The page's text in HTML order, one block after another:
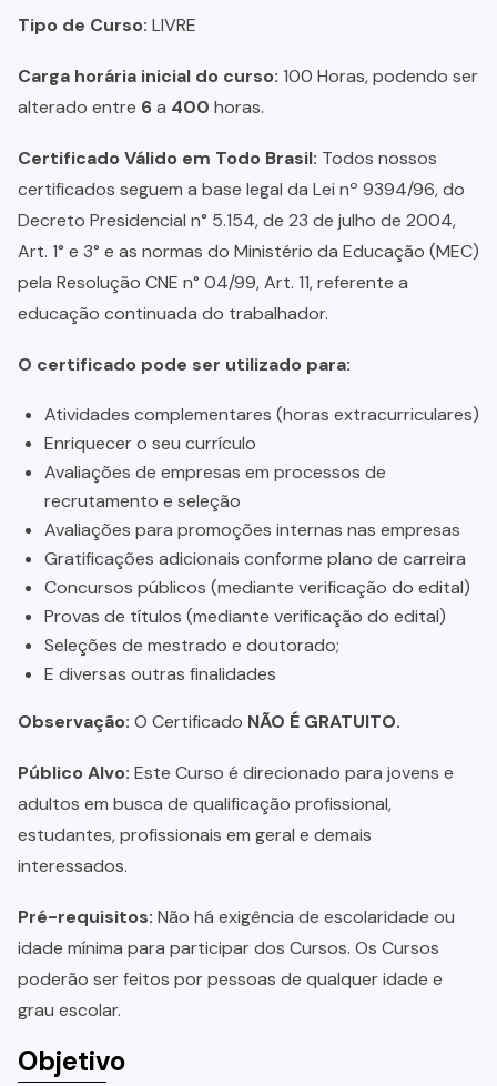
Tipo de Curso: LIVRE
Carga horária inicial do curso: 100 Horas, podendo ser
alterado entre 6a 400 horas.
Certificado Válido em Todo Brasil: Todos nossos
certificados seguem a base legal da Lei nº 9394/96, do
Decreto Presidencial n° 5.154, de 23 de julho de 2004,
Art. 1° e 3° e as normas do Ministério da Educação (MEC)
pela Resolução CNE n° 04/99, Art. 11, referente a
educação continuada do trabalhador.
O certificado pode ser utilizado para:
Atividades complementares (horas extracurriculares)
Enriquecer o seu currículo
Avaliações de empresas em processos de
recrutamento e seleção
Avaliações para promoções internas nas empresas
Gratificações adicionais conforme plano de carreira
Concursos públicos (mediante verificação do edital)
Provas de títulos (mediante verificação do edital)
Seleções de mestrado e doutorado;
E diversas outras finalidades
Observação: O Certificado NÃO É GRATUITO.
Público Alvo: Este Curso é direcionado para jovens e
adultos em busca de qualificação profissional,
estudantes, profissionais em geral e demais
interessados.
Pré-requisitos: Não há exigência de escolaridade ou
idade mínima para participar dos Cursos. Os Cursos
poderão ser feitos por pessoas de qualquer idade e
grau escolar.
Objetivo